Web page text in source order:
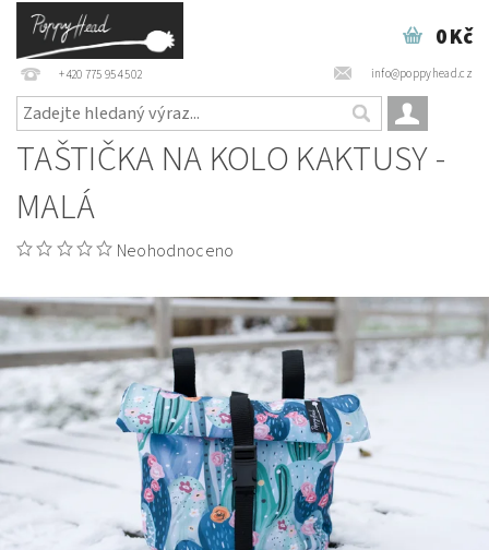
+420 775 954 502 info@poppyhead.cz
0 Kč
TAŠTIČKA NA KOLO KAKTUSY -
MALÁ
Neohodnoceno